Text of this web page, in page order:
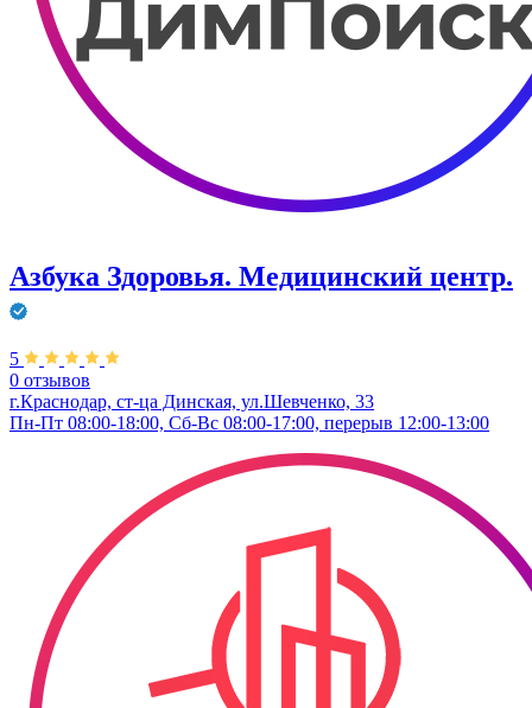
Азбука Здоровья. Медицинский центр.
5
0 отзывов
г.Краснодар, ст-ца Динская, ул.Шевченко, 33
Пн-Пт 08:00-18:00, Сб-Вс 08:00-17:00, перерыв 12:00-13:00